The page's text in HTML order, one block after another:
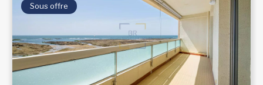
Sous offre